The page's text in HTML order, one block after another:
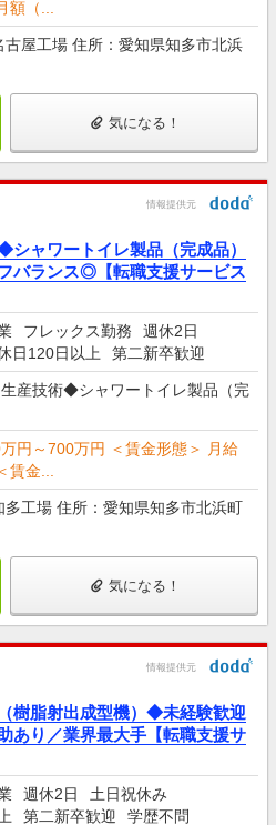
額（...
古屋工場 住所：愛知県知多市北浜
気になる！
情報提供元
シャワートイレ製品（完成品）
バランス◎【転職支援サービス
フレックス勤務
週休2日
日120日以上 第二新卒歓迎
生産技術◆シャワートイレ製品（完
円～700万円 ＜賃金形態＞ 月給
賃金...
多工場 住所：愛知県知多市北浜町
気になる！
情報提供元
樹脂射出成型機）◆未経験歓迎
あり／業界最大手【転職支援サ
週休2日
土日祝休み
第二新卒歓迎 学歴不問